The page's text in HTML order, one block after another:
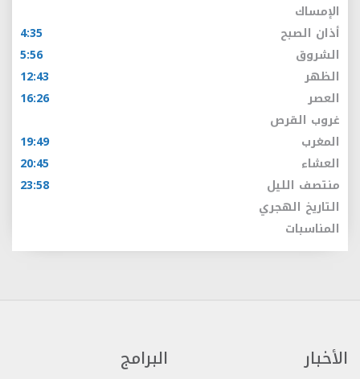
الإمساك
أذان الصبح
4:35
الشروق
5:56
الظهر
12:43
العصر
16:26
غروب القرص
المغرب
19:49
العشاء
20:45
منتصف الليل
23:58
التاريخ الهجري
المناسبات
الأخبار البرامج